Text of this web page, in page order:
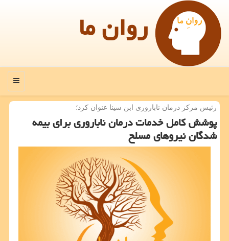
روان ما
منو
رئیس مركز درمان ناباروری ابن سینا عنوان كرد؛
پوشش كامل خدمات درمان ناباروری برای بیمه
شدگان نیروهای مسلح